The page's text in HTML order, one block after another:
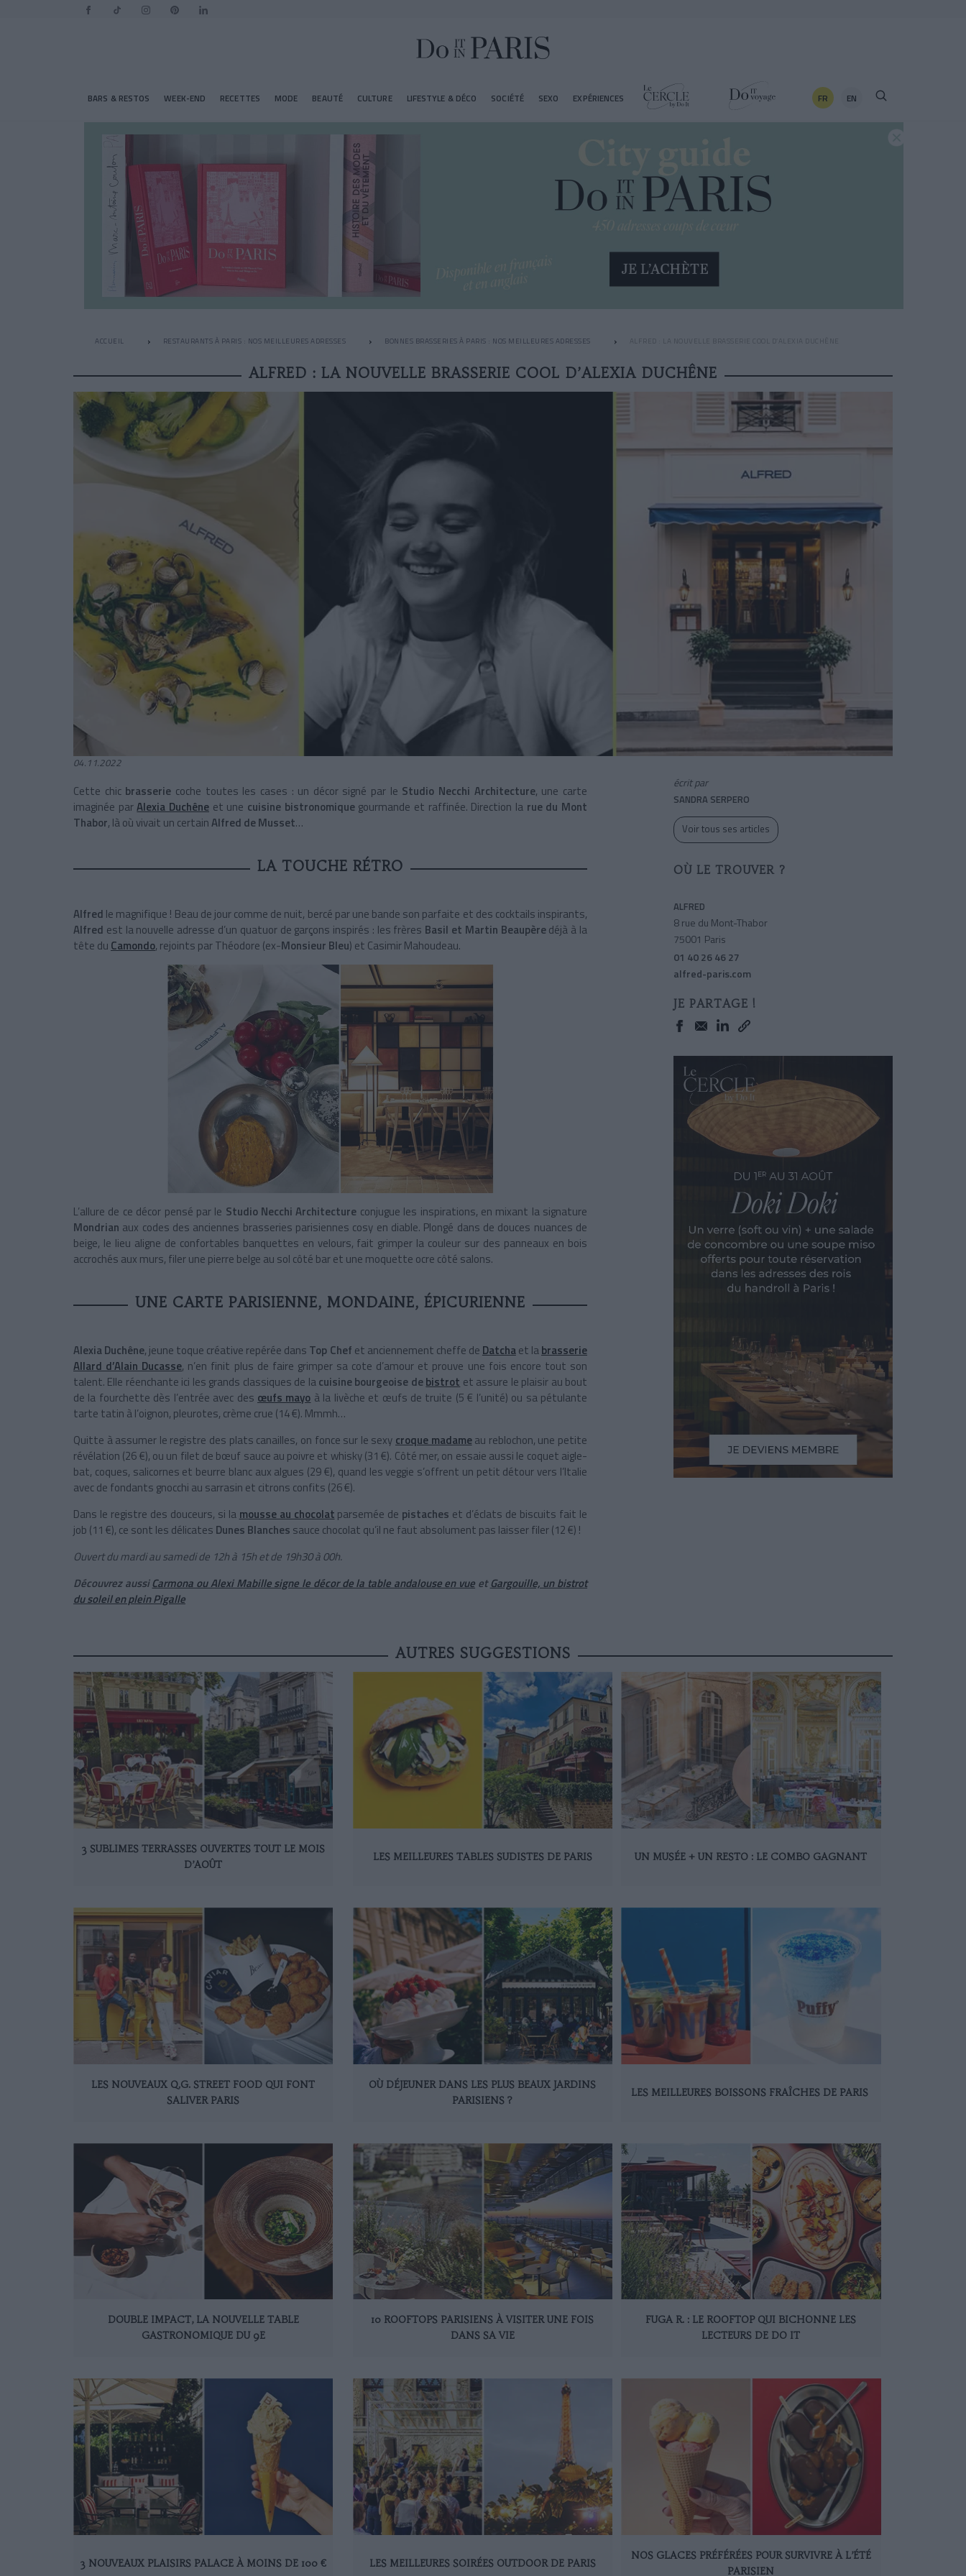
BARS & RESTOS WEEK-END RECETTES MODE BEAUTÉ CULTURE LIFESTYLE & DÉCO SOCIÉTÉ SEXO EXPÉRIENCES FR EN
ACCUEIL RESTAURANTS À PARIS : NOS MEILLEURES ADRESSES BONNES BRASSERIES À PARIS : NOS MEILLEURES ADRESSES ALFRED : LA NOUVELLE BRASSERIE COOL D’ALEXIA DUCHÊNE
ALFRED : LA NOUVELLE BRASSERIE COOL D’ALEXIA DUCHÊNE
04.11.2022
Cette chic brasserie coche toutes les cases : un décor signé par le Studio Necchi Architecture, une carte
imaginée parAlexia Duchêne et une cuisine bistronomique gourmande et raffinée. Direction la rue du Mont
Thabor, là où vivait un certainAlfred de Musset…
LA TOUCHE RÉTRO
Alfred le magnifique ! Beau de jour comme de nuit, bercé par une bande son parfaite et des cocktails inspirants,
Alfred est la nouvelle adresse d’un quatuor de garçons inspirés : les frères Basil et Martin Beaupèredéjà à la
tête du Camondo, rejoints par Théodore (ex-Monsieur Bleu) et Casimir Mahoudeau.
L’allure de ce décor pensé par le Studio Necchi Architecture conjugue les inspirations, en mixant la signature
Mondrian aux codes des anciennes brasseries parisiennes cosy en diable. Plongé dans de douces nuances de
beige, le lieu aligne de confortables banquettes en velours, fait grimper la couleur sur des panneaux en bois
accrochés aux murs, filer une pierre belge au sol côté bar et une moquette ocre côté salons.
UNE CARTE PARISIENNE, MONDAINE, ÉPICURIENNE
Alexia Duchêne, jeune toque créative repérée dans Top Chef et anciennement cheffe de Datchaet labrasserie
Allard d’Alain Ducasse, n’en finit plus de faire grimper sa cote d’amour et prouve une fois encore tout son
talent. Elle réenchante ici les grands classiques de lacuisine bourgeoise debistrot et assure le plaisir au bout
de la fourchette dès l’entrée avec des œufs mayo à la livèche et œufs de truite (5 € l’unité) ou sa pétulante
tarte tatin à l’oignon, pleurotes, crème crue (14 €). Mmmh…
Quitte à assumer le registre des plats canailles, on fonce sur le sexy croque madameau reblochon, une petite
révélation (26 €), ou un filet de bœuf sauce au poivre et whisky (31 €). Côté mer, on essaie aussi le coquet aigle-
bat, coques, salicornes et beurre blanc aux algues (29 €), quand les veggie s’offrent un petit détour vers l’Italie
avec de fondants gnocchi au sarrasin et citrons confits (26 €).
Dans le registre des douceurs, si la mousse au chocolat parsemée de pistaches et d’éclats de biscuits fait le
job (11 €), ce sont les délicates Dunes Blanches sauce chocolat qu’il ne faut absolument pas laisser filer (12 €) !
Ouvert du mardi au samedi de 12h à 15h et de 19h30 à 00h.
Découvrez aussiCarmona ou Alexi Mabille signe le décor de la table andalouse en vue etGargouille, un bistrot
du soleil en plein Pigalle
écrit par
SANDRA SERPERO
Voir tous ses articles
OÙ LE TROUVER ?
ALFRED
8 rue du Mont-Thabor
75001 Paris
01 40 26 46 27
alfred-paris.com
JE PARTAGE !
AUTRES SUGGESTIONS
3 SUBLIMES TERRASSES OUVERTES TOUT LE MOIS
D’AOÛT
LES MEILLEURES TABLES SUDISTES DE PARIS UN MUSÉE + UN RESTO : LE COMBO GAGNANT
LES NOUVEAUX Q.G. STREET FOOD QUI FONT
SALIVER PARIS
OÙ DÉJEUNER DANS LES PLUS BEAUX JARDINS
PARISIENS ?
LES MEILLEURES BOISSONS FRAÎCHES DE PARIS
DOUBLE IMPACT, LA NOUVELLE TABLE
GASTRONOMIQUE DU 9E
10 ROOFTOPS PARISIENS À VISITER UNE FOIS
DANS SA VIE
FUGA R. : LE ROOFTOP QUI BICHONNE LES
LECTEURS DE DO IT
3 NOUVEAUX PLAISIRS PALACE À MOINS DE 100 € LES MEILLEURES SOIRÉES OUTDOOR DE PARIS
NOS GLACES PRÉFÉRÉES POUR SURVIVRE À L’ÉTÉ
PARISIEN